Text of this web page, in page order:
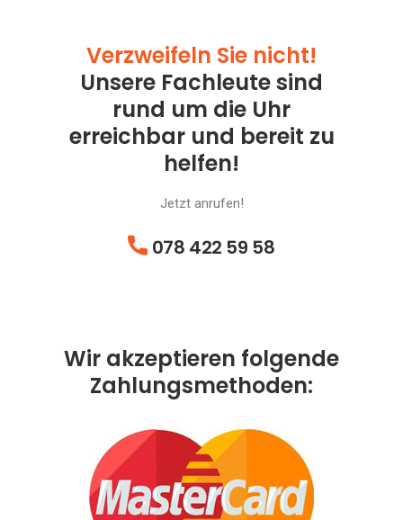
Verzweifeln Sie nicht!
Unsere Fachleute sind
rund um die Uhr
erreichbar und bereit zu
helfen!
Jetzt anrufen!
078 422 59 58
Wir akzeptieren folgende
Zahlungsmethoden: